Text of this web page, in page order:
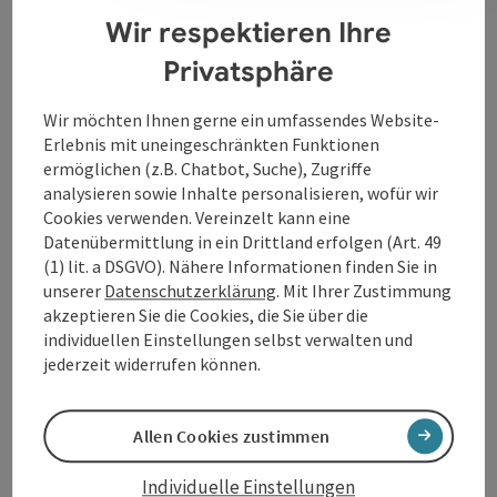
Öffnungszeiten
Anreise/Lage
Barrierefreiheit
Beitrag merken
PDF erstellen
Beitrag drucken
Wir respektieren Ihre
Privatsphäre
Wir möchten Ihnen gerne ein umfassendes Website-
Erlebnis mit uneingeschränkten Funktionen
ermöglichen (z.B. Chatbot, Suche), Zugriffe
analysieren sowie Inhalte personalisieren, wofür wir
Cookies verwenden. Vereinzelt kann eine
Datenübermittlung in ein Drittland erfolgen (Art. 49
(1) lit. a DSGVO). Nähere Informationen finden Sie in
unserer Datenschutzerklärung. Mit Ihrer Zustimmung
akzeptieren Sie die Cookies, die Sie über die
individuellen Einstellungen selbst verwalten und
jederzeit widerrufen können.
Individuelle Einstellungen
Allen Cookies zustimmen